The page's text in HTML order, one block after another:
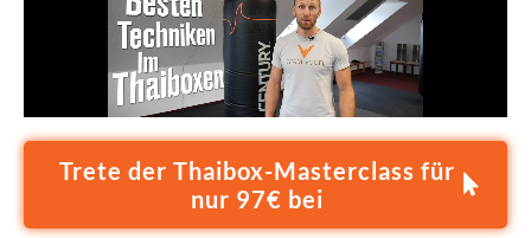
Trete der Thaibox-Masterclass für
nur 97€ bei